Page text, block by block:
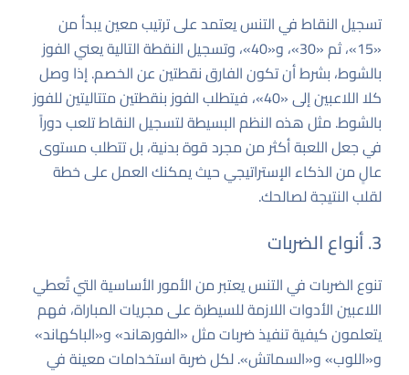
تسجيل النقاط في التنس يعتمد على ترتيب معين يبدأ من
«15»، ثم «30»، و«40»، وتسجيل النقطة التالية يعني الفوز
بالشوط، بشرط أن تكون الفارق نقطتين عن الخصم. إذا وصل
كلا اللاعبين إلى «40»، فيتطلب الفوز بنقطتين متتاليتين للفوز
بالشوط. مثل هذه النظم البسيطة لتسجيل النقاط تلعب دوراً
في جعل اللعبة أكثر من مجرد قوة بدنية، بل تتطلب مستوى
عالٍ من الذكاء الإستراتيجي حيث يمكنك العمل على خطة
لقلب النتيجة لصالحك.
3. أنواع الضربات
تنوع الضربات في التنس يعتبر من الأمور الأساسية التي تُعطي
اللاعبين الأدوات اللازمة للسيطرة على مجريات المباراة، فهم
يتعلمون كيفية تنفيذ ضربات مثل «الفورهاند» و«الباكهاند»
و«اللوب» و«السماتش». لكل ضربة استخدامات معينة في